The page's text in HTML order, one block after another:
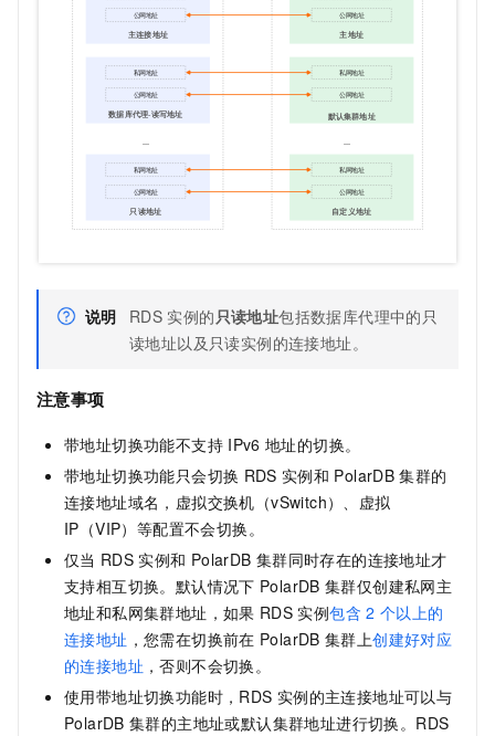
说明 RDS 实例的只读地址包括数据库代理中的只
读地址以及只读实例的连接地址。
注意事项
带地址切换功能不支持 IPv6 地址的切换。
带地址切换功能只会切换 RDS 实例和 PolarDB 集群的
连接地址域名，虚拟交换机（vSwitch）、虚拟
IP（VIP）等配置不会切换。
仅当 RDS 实例和 PolarDB 集群同时存在的连接地址才
支持相互切换。默认情况下 PolarDB 集群仅创建私网主
地址和私网集群地址，如果 RDS 实例包含 2 个以上的
连接地址 ，您需在切换前在 PolarDB 集群上创建好对应
的连接地址 ，否则不会切换。
使用带地址切换功能时， RDS 实例的主连接地址可以与
PolarDB 集群的主地址或默认集群地址进行切换。 RDS